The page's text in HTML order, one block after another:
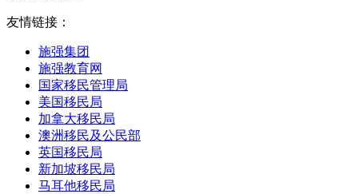
友情链接：
施强集团
施强教育网
国家移民管理局
美国移民局
加拿大移民局
澳洲移民及公民部
英国移民局
新加坡移民局
马耳他移民局